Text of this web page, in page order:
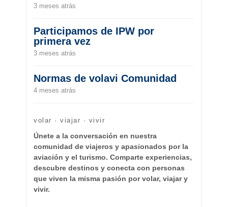
3 meses atrás
Participamos de IPW por
primera vez
3 meses atrás
Normas de volavi Comunidad
4 meses atrás
volar · viajar · vivir
Únete a la conversación en nuestra
comunidad de viajeros y apasionados por la
aviación y el turismo. Comparte experiencias,
descubre destinos y conecta con personas
que viven la misma pasión por volar, viajar y
vivir.